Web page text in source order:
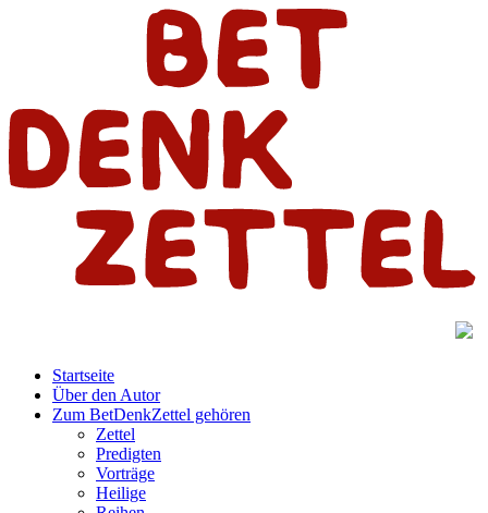
Startseite
Über den Autor
Zum BetDenkZettel gehören
Zettel
Predigten
Vorträge
Heilige